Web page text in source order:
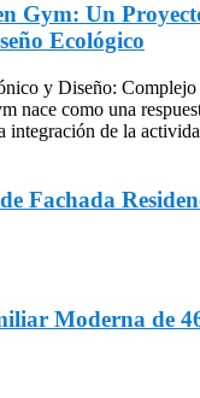
Gym: Un
Ecológico
y Diseño:
nace como una
integración de la
Fachada
Moderna de